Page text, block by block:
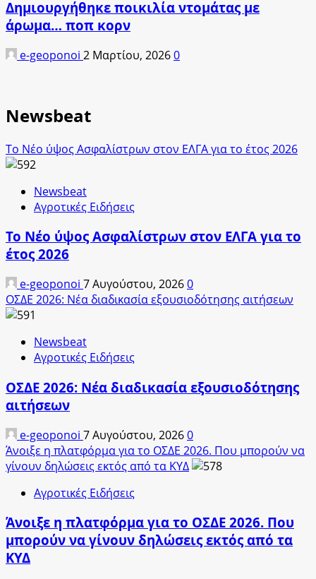
Δημιουργήθηκε ποικιλία ντομάτας με
άρωμα… ποπ κορν
e-geoponoi 2 Μαρτίου, 20260
Newsbeat
Το Νέο ύψος Ασφαλίστρων στον ΕΛΓΑ για το έτος 2026
Newsbeat
Αγροτικές Ειδήσεις
Το Νέο ύψος Ασφαλίστρων στον ΕΛΓΑ για το
έτος 2026
e-geoponoi 7 Αυγούστου, 20260
ΟΣΔΕ 2026: Νέα διαδικασία εξουσιοδότησης αιτήσεων
Newsbeat
Αγροτικές Ειδήσεις
ΟΣΔΕ 2026: Νέα διαδικασία εξουσιοδότησης
αιτήσεων
e-geoponoi 7 Αυγούστου, 20260
Άνοιξε η πλατφόρμα για το ΟΣΔΕ 2026. Που μπορούν να
γίνουν δηλώσεις εκτός από τα ΚΥΔ
Αγροτικές Ειδήσεις
Άνοιξε η πλατφόρμα για το ΟΣΔΕ 2026. Που
μπορούν να γίνουν δηλώσεις εκτός από τα
ΚΥΔ